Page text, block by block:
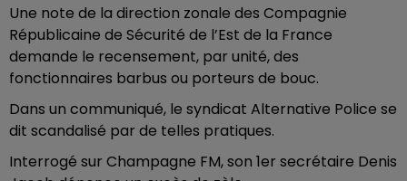
Une note de la direction zonale des Compagnie
Républicaine de Sécurité de l’Est de la France
demande le recensement, par unité, des
fonctionnaires barbus ou porteurs de bouc.
Dans un communiqué, le syndicat Alternative Police se
dit scandalisé par de telles pratiques.
Interrogé sur Champagne FM, son 1er secrétaire Denis